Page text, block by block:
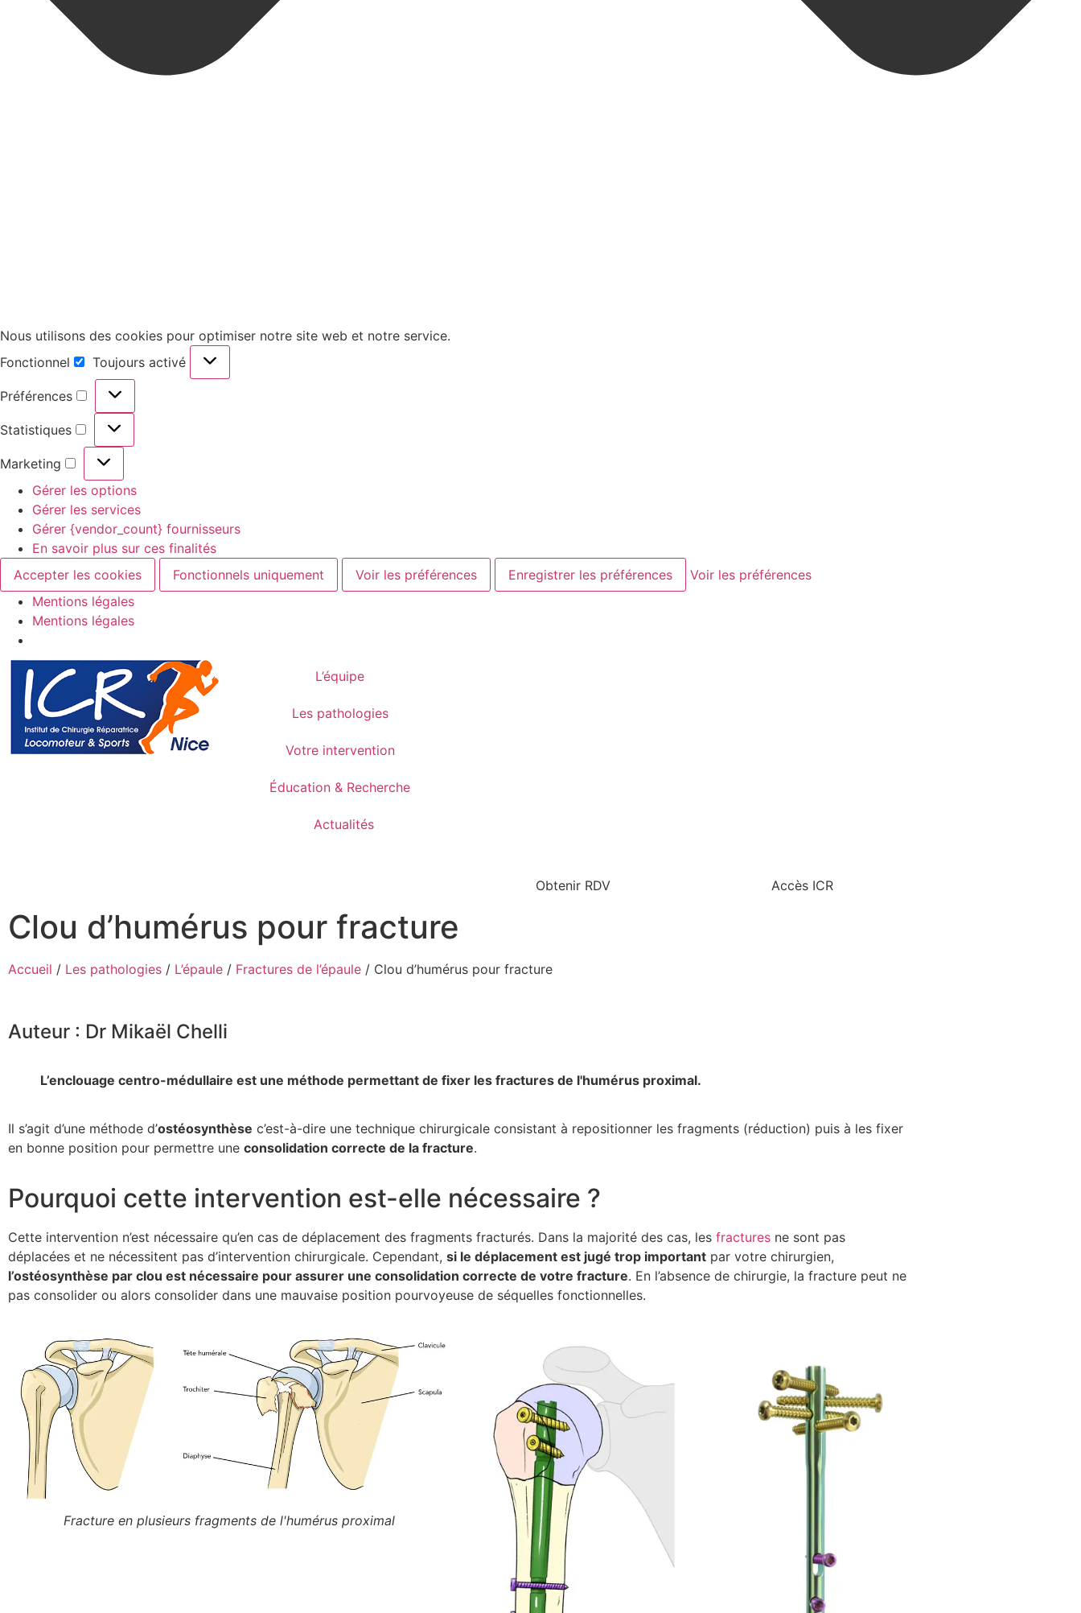
Nous utilisons des cookies pour optimiser notre site web et notre service.
Fonctionnel
Toujours activé
Préférences
Statistiques
Marketing
Gérer les options
Gérer les services
Gérer {vendor_count} fournisseurs
En savoir plus sur ces finalités
Accepter les cookies
Fonctionnels uniquement Voir les préférences Enregistrer les préférences
Voir les préférences
Mentions légales
Mentions légales
L’équipe
Les pathologies
Votre intervention
Éducation & Recherche
Actualités
Obtenir RDV Accès ICR
Clou d’humérus pour fracture
Accueil / Les pathologies / L’épaule / Fractures de l’épaule / Clou d’humérus pour fracture
Auteur : Dr Mikaël Chelli
L’enclouage centro-médullaire est une méthode permettant de fixer les fractures de l'humérus proximal.
Il s’agit d’une méthode d’ostéosynthèse c’est-à-dire une technique chirurgicale consistant à repositionner les fragments (réduction) puis à les fixer
en bonne position pour permettre une consolidation correcte de la fracture.
Pourquoi cette intervention est-elle nécessaire ?
Cette intervention n’est nécessaire qu’en cas de déplacement des fragments fracturés. Dans la majorité des cas, les fractures ne sont pas
déplacées et ne nécessitent pas d’intervention chirurgicale. Cependant, si le déplacement est jugé trop important par votre chirurgien,
l’ostéosynthèse par clou est nécessaire pour assurer une consolidation correcte de votre fracture. En l’absence de chirurgie, la fracture peut ne
pas consolider ou alors consolider dans une mauvaise position pourvoyeuse de séquelles fonctionnelles.
Fracture en plusieurs fragments de l'humérus proximal